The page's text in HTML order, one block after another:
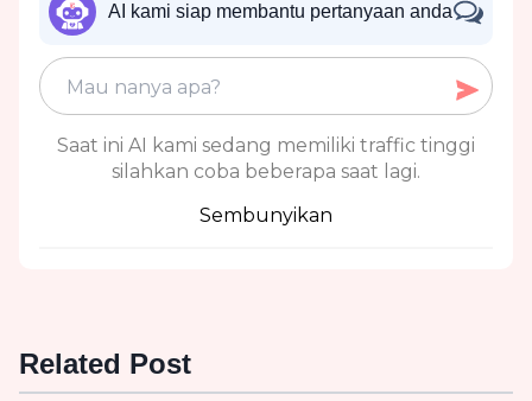
AI kami siap membantu pertanyaan anda
Saat ini AI kami sedang memiliki traffic tinggi
silahkan coba beberapa saat lagi.
Sembunyikan
Related Post